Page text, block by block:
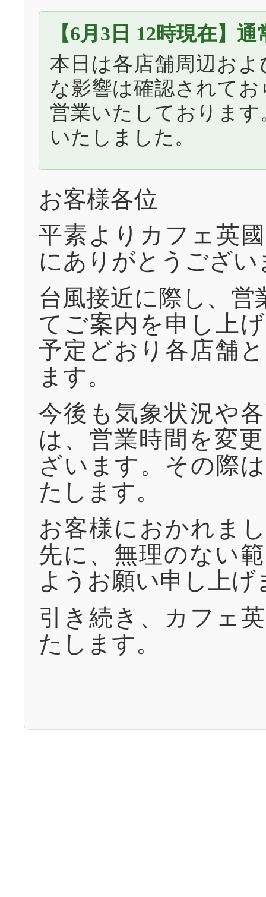
【6月3日 12時現在】
本日は各店舗周辺お
な影響は確認されて
営業いたしておりま
いたしました。
お客様各位
平素よりカフェ英
にありがとうござい
台風接近に際し、
てご案内を申し上
予定どおり各店舗
ます。
今後も気象状況や
は、営業時間を変
ざいます。その際
たします。
お客様におかれま
先に、無理のない
ようお願い申し上げ
引き続き、カフェ
たします。